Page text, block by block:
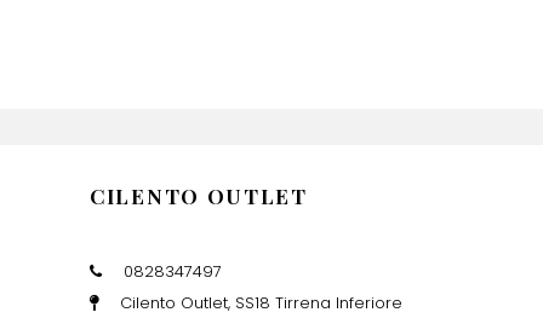
CILENTO OUTLET
0828347497
Cilento Outlet, SS18 Tirrena Inferiore